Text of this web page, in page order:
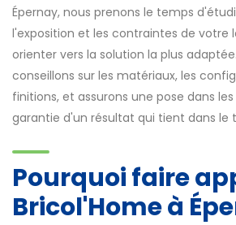
Épernay, nous prenons le temps
l'exposition et les contraintes de votre
orienter vers la solution la plus
conseillons sur les matériaux, les
finitions, et assurons une pose dans
garantie d'un résultat qui tient dans le
Pourquoi faire
Bricol'Home à